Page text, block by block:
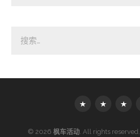
索：
首
页
发
起
推
场
景
© 2026 枫车活动. All rights reserved.